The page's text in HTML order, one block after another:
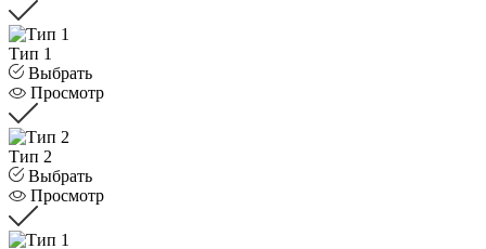
Тип 1
Выбрать
Просмотр
Тип 2
Выбрать
Просмотр